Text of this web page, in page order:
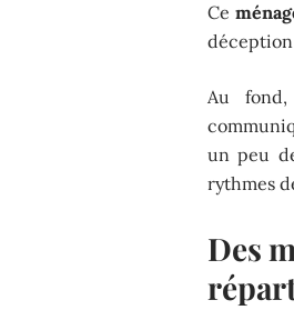
Ce
Au
un peu
rythmes
Des